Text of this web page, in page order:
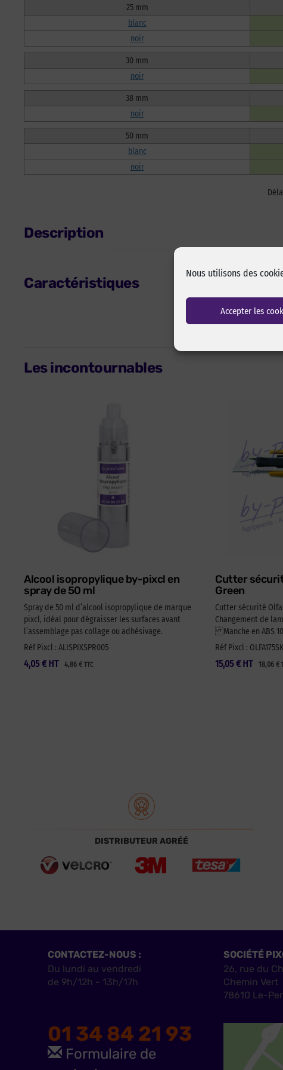
Nous utilisons des
Accepter les
25 mm
blanc
noir
30 mm
noir
38 mm
noir
50 mm
blanc
noir
Description
Caractéristiques
Les incontournables
Alcool isopropylique by-pixcl en
spray de 50 ml
Spray de 50 ml d’alcool isopropylique de marque
pixcl, idéal pour dégraisser les surfaces avant
l’assemblage pas collage ou adhésivage.
Réf Pixcl : ALISPIXSPR005
4,05 € 4,86 € TTC
HT
Cutter
Green
Cutter sécurité Olfa
Changement de
Manche en ABS
Réf Pixcl :
15,05 € 18,06 €
HT
DISTRIBUTEUR AGRÉÉ
CONTACTEZ-NOUS :
Du lundi au vendredi
de 9h/12h - 13h/17h
01 34 84 21 93
Formulaire de
SOCIÉTÉ
26, rue du
Chemin Vert
78610 Le-